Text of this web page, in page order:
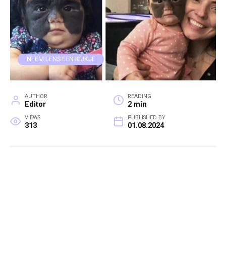
NEEM EENS EEN KIJKJE
AUTHOR
Editor
READING
2 min
VIEWS
313
PUBLISHED BY
01.08.2024